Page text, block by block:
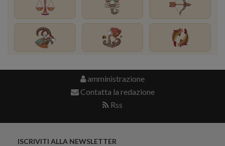
amministrazione
Contatta la redazione
Rss
ISCRIVITI ALLA NEWSLETTER